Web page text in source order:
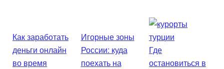
Как заработать
деньги онлайн
во время
Игорные зоны
России: куда
поехать на
Где
остановиться в